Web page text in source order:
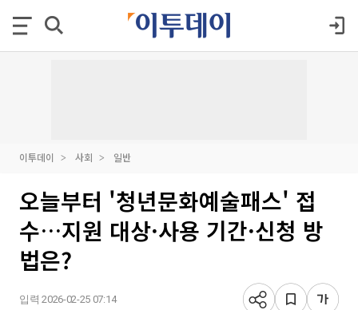
이투데이 사회 일반
오늘부터 '청년문화예술패스' 접
수…지원 대상·사용 기간·신청 방
법은?
입력 2026-02-25 07:14